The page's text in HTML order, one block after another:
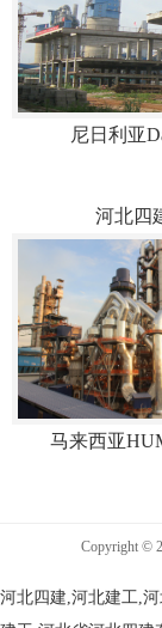
尼日利亚
河北四
马来西亚
Copyright ©
河北四建,河北建工,